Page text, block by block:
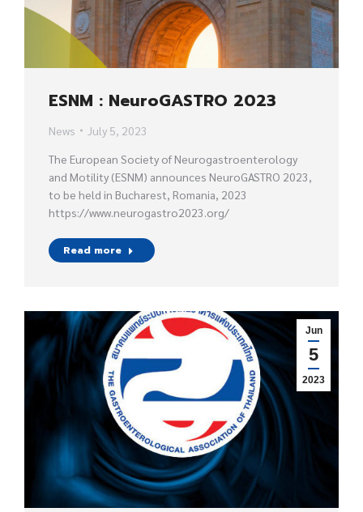
ESNM : NeuroGASTRO 2023
News
July 5, 2023
The European Society of Neurogastroenterology
and Motility (ESNM) announces NeuroGASTRO 2023,
to be held in Bucharest, Romania, 2023
https://www.neurogastro2023.org/
Read more
Jun
5
2023